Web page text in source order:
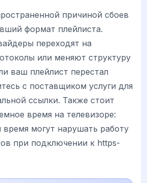
причиной сбоев
формат плейлиста.
переходят на
или меняют структуру
ваш плейлист перестал
с поставщиком услуги для
ссылки. Также стоит
время на телевизоре:
время могут нарушать работу
при подключении к https-